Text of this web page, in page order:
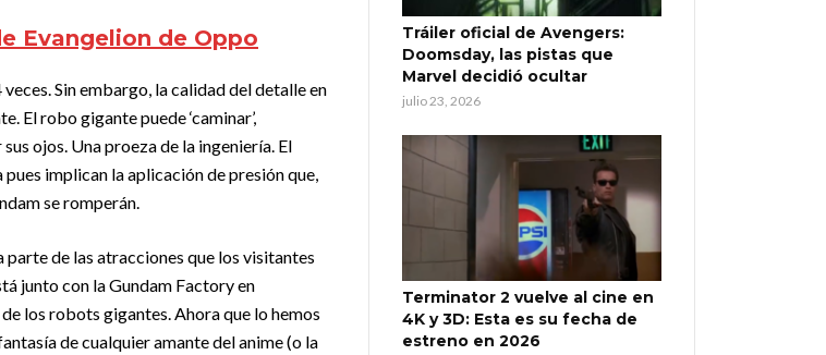
Evangelion de Oppo
Sin embargo, la calidad del detalle en
El robo gigante puede ‘caminar’,
ojos. Una proeza de la ingeniería. El
implican la aplicación de presión que,
se romperán.
parte de las atracciones que los visitantes
junto con la Gundam Factory en
los robots gigantes. Ahora que lo hemos
de cualquier amante del anime (o la
Tráiler oficial de Avengers:
Doomsday, las pistas que
Marvel decidió ocultar
julio 23, 2026
Terminator 2 vuelve al cine en
4K y 3D: Esta es su fecha de
estreno en 2026